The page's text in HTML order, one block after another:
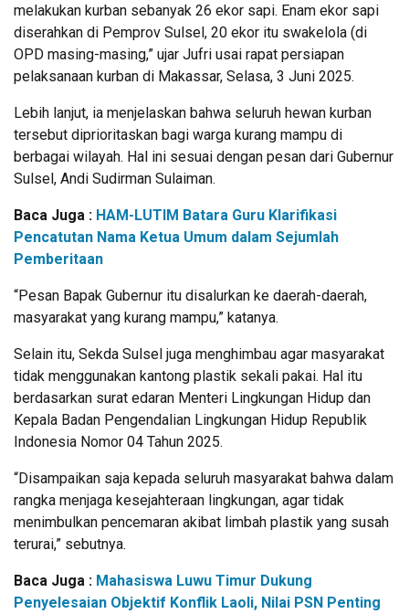
melakukan kurban sebanyak 26 ekor sapi. Enam ekor sapi
diserahkan di Pemprov Sulsel, 20 ekor itu swakelola (di
OPD masing-masing,” ujar Jufri usai rapat persiapan
pelaksanaan kurban di Makassar, Selasa, 3 Juni 2025.
Lebih lanjut, ia menjelaskan bahwa seluruh hewan kurban
tersebut diprioritaskan bagi warga kurang mampu di
berbagai wilayah. Hal ini sesuai dengan pesan dari Gubernur
Sulsel, Andi Sudirman Sulaiman.
Baca Juga : HAM-LUTIM Batara Guru Klarifikasi
Pencatutan Nama Ketua Umum dalam Sejumlah
Pemberitaan
“Pesan Bapak Gubernur itu disalurkan ke daerah-daerah,
masyarakat yang kurang mampu,” katanya.
Selain itu, Sekda Sulsel juga menghimbau agar masyarakat
tidak menggunakan kantong plastik sekali pakai. Hal itu
berdasarkan surat edaran Menteri Lingkungan Hidup dan
Kepala Badan Pengendalian Lingkungan Hidup Republik
Indonesia Nomor 04 Tahun 2025.
“Disampaikan saja kepada seluruh masyarakat bahwa dalam
rangka menjaga kesejahteraan lingkungan, agar tidak
menimbulkan pencemaran akibat limbah plastik yang susah
terurai,” sebutnya.
Baca Juga : Mahasiswa Luwu Timur Dukung
Penyelesaian Objektif Konflik Laoli, Nilai PSN Penting